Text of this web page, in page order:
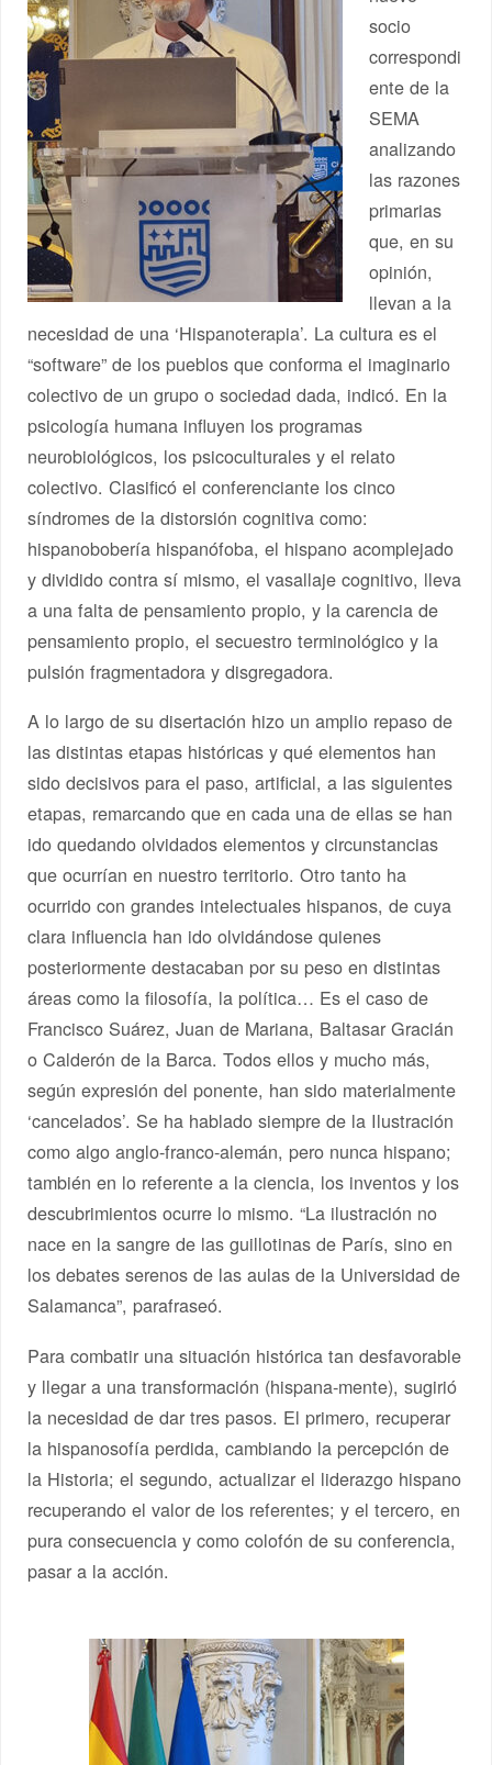
socio
correspondi
ente de la
SEMA
analizando
las razones
primarias
que, en su
opinión,
llevan a la
necesidad de una ‘Hispanoterapia’. La cultura es el
“software” de los pueblos que conforma el imaginario
colectivo de un grupo o sociedad dada, indicó. En la
psicología humana influyen los programas
neurobiológicos, los psicoculturales y el relato
colectivo. Clasificó el conferenciante los cinco
síndromes de la distorsión cognitiva como:
hispanobobería hispanófoba, el hispano acomplejado
y dividido contra sí mismo, el vasallaje cognitivo, lleva
a una falta de pensamiento propio, y la carencia de
pensamiento propio, el secuestro terminológico y la
pulsión fragmentadora y disgregadora.
A lo largo de su disertación hizo un amplio repaso de
las distintas etapas históricas y qué elementos han
sido decisivos para el paso, artificial, a las siguientes
etapas, remarcando que en cada una de ellas se han
ido quedando olvidados elementos y circunstancias
que ocurrían en nuestro territorio. Otro tanto ha
ocurrido con grandes intelectuales hispanos, de cuya
clara influencia han ido olvidándose quienes
posteriormente destacaban por su peso en distintas
áreas como la filosofía, la política… Es el caso de
Francisco Suárez, Juan de Mariana, Baltasar Gracián
o Calderón de la Barca. Todos ellos y mucho más,
según expresión del ponente, han sido materialmente
‘cancelados’. Se ha hablado siempre de la Ilustración
como algo anglo-franco-alemán, pero nunca hispano;
también en lo referente a la ciencia, los inventos y los
descubrimientos ocurre lo mismo. “La ilustración no
nace en la sangre de las guillotinas de París, sino en
los debates serenos de las aulas de la Universidad de
Salamanca”, parafraseó.
Para combatir una situación histórica tan desfavorable
y llegar a una transformación (hispana-mente), sugirió
la necesidad de dar tres pasos. El primero, recuperar
la hispanosofía perdida, cambiando la percepción de
la Historia; el segundo, actualizar el liderazgo hispano
recuperando el valor de los referentes; y el tercero, en
pura consecuencia y como colofón de su conferencia,
pasar a la acción.